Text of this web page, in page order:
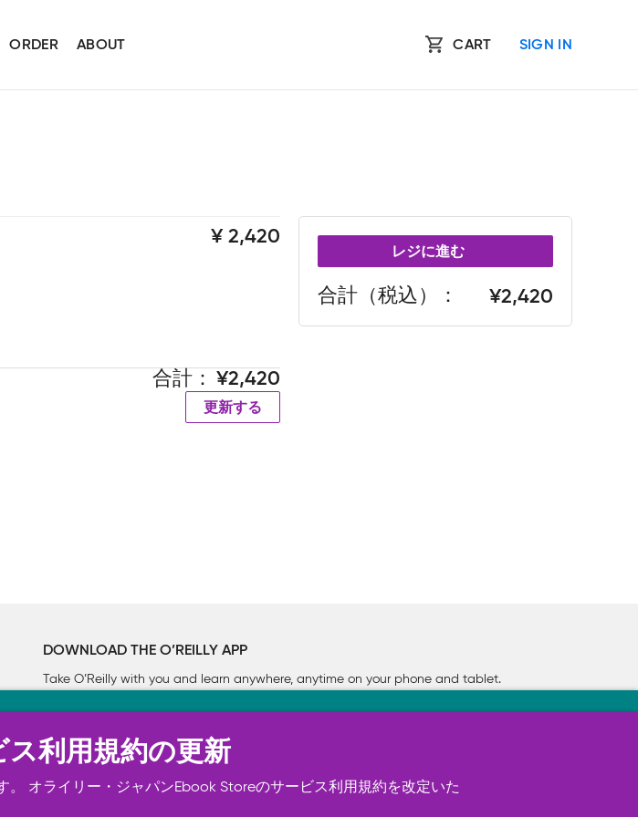
ORDER ABOUT CART SIGN IN
2,420
合計 2,420
更新する
レジに進む
合計（税込） 2,420
DOWNLOAD THE O’REILLY APP
Take O’Reilly with you and learn anywhere, anytime on your phone and tablet.
つかの Cookie を必要とします（必須）。 このほか、サイト使用状
、お客様の同意を得て、その他の Cookie を使用することがありま
利用規約の更新
オライリー・ジャパンEbook Storeのサービス利用規約を改定いた